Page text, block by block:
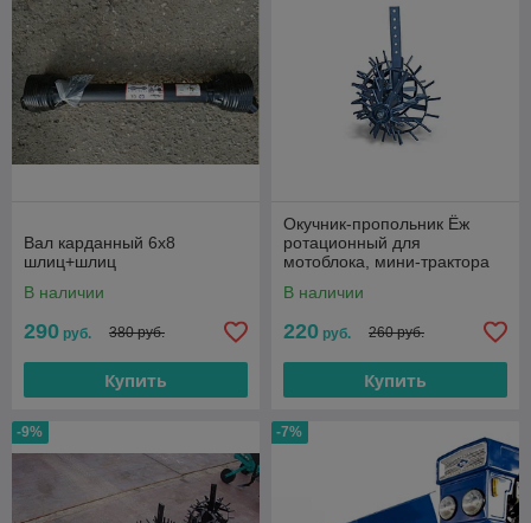
Вал карданный 6х8
шлиц+шлиц
В наличии
290 руб. 380 руб.
Купить
Окучник-пропольник Ёж
ротационный для
мотоблока, мини-трактора
В наличии
220 руб. 260 руб.
Купить
-9% -7%